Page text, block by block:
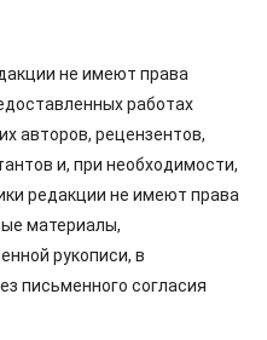
не имеют права
работах
авторов, рецензентов,
и, при необходимости,
редакции не имеют права
материалы,
рукописи, в
письменного согласия